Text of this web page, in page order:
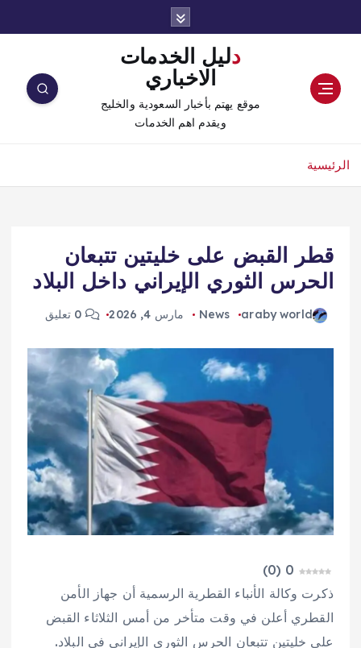
دليل الخدمات
الاخباري
موقع يهتم بأخبار السعودية والخليج
ويقدم اهم الخدمات
الرئيسية
قطر القبض على خليتين تتبعان
الحرس الثوري الإيراني داخل البلاد
araby world
News مارس 4, 2026
0
(
0
)
ذكرت وكالة الأنباء القطرية الرسمية أن جهاز الأمن
القطري أعلن في وقت متأخر من أمس الثلاثاء القبض
على خليتين تتبعان الحرس الثوري الإيراني في البلاد.